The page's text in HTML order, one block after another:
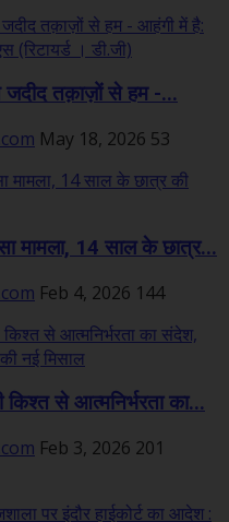
जदीद तक़ाज़ों से हम -...
May 18, 2026 53
मामला, 14 साल के छात्र...
Feb 4, 2026 144
किश्त से आत्मनिर्भरता का...
Feb 3, 2026 201